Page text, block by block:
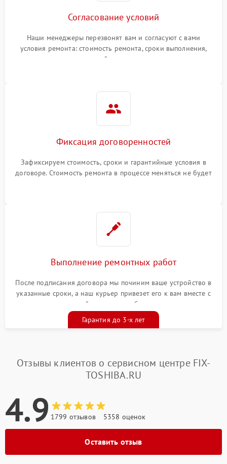
Согласование условий
Наши менеджеры перезвонят вам и согласуют с вами
условия ремонта: стоимость ремонта, сроки выполнения,
гарантийные условия
Фиксация договоренностей
Зафиксируем стоимость, сроки и гарантийные условия в
договоре. Стоимость ремонта в процессе меняться не будет
Выполнение ремонтных работ
После подписания договора мы починим ваше устройство в
указанные сроки, а наш курьер привезет его к вам вместе с
гарантийным талоном бесплатно
Гарантия до 3-х лет
Отзывы клиентов о сервисном центре FIX-
TOSHIBA.RU
4.9 1799 отзывов 5358 оценок
Оставить отзыв